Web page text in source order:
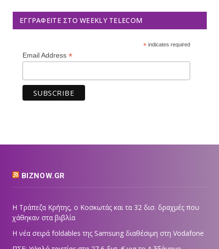
ΕΓΓΡΑΦΕΊΤΕ ΣΤΟ WEEKLY TELECOM
*indicates required
Email Address *
BIZNOW.GR
Η Τράπεζα Κρήτης, ο Κοσκωτάς και τα 32 δισ. δραχμές που
χάθηκαν στα βιβλία
Η νέα σειρά foldables της Samsung διαθέσιμη στη Vodafone